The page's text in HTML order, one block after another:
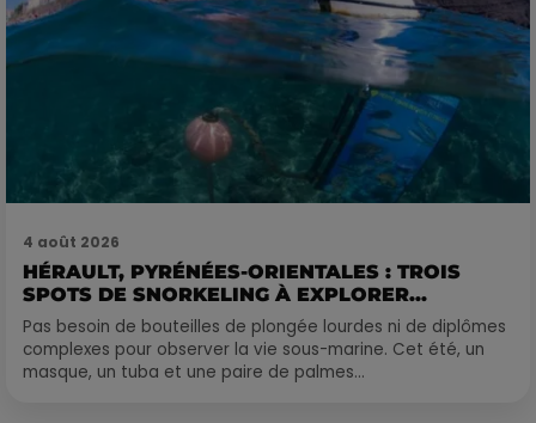
4 août 2026
HÉRAULT, PYRÉNÉES-ORIENTALES : TROIS
SPOTS DE SNORKELING À EXPLORER...
Pas besoin de bouteilles de plongée lourdes ni de diplômes
complexes pour observer la vie sous-marine. Cet été, un
masque, un tuba et une paire de palmes...